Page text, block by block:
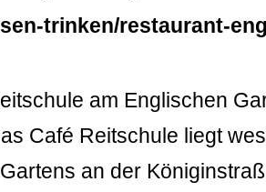
trinken/restaurant-
am Englischen
Café Reitschule liegt
an der